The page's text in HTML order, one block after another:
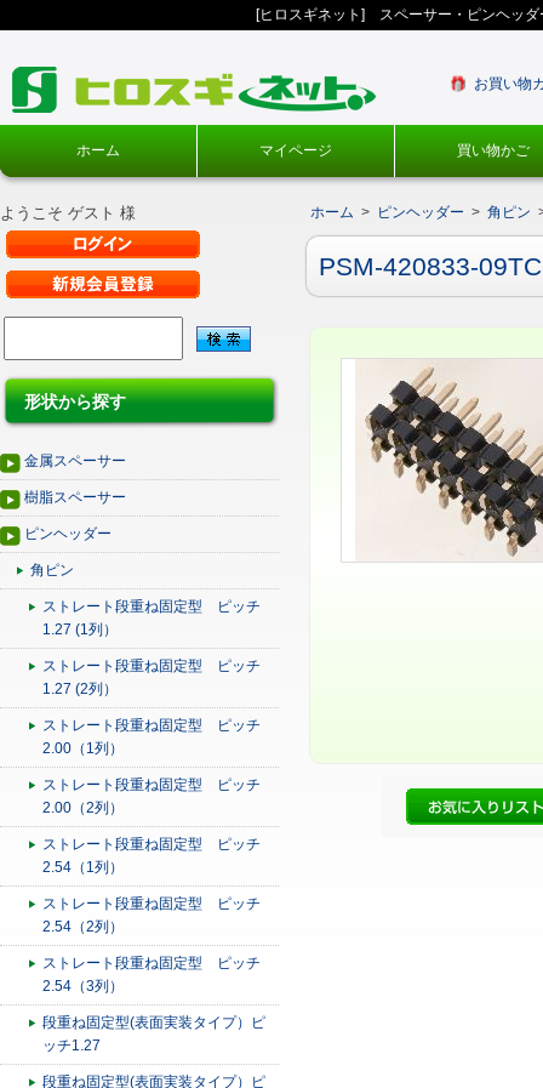
[ヒロスギネット] スペーサー・ピンヘッ
お買い物
ホーム マイページ 買い物かご
ようこそ ゲスト 様
形状から探す
金属スペーサー
樹脂スペーサー
ピンヘッダー
角ピン
ストレート段重ね固定型 ピッチ
1.27 (1列）
ストレート段重ね固定型 ピッチ
1.27 (2列）
ストレート段重ね固定型 ピッチ
2.00（1列）
ストレート段重ね固定型 ピッチ
2.00（2列）
ストレート段重ね固定型 ピッチ
2.54（1列）
ストレート段重ね固定型 ピッチ
2.54（2列）
ストレート段重ね固定型 ピッチ
2.54（3列）
段重ね固定型(表面実装タイプ）ピ
ッチ1.27
段重ね固定型(表面実装タイプ）ピ
ホーム > ピンヘッダー > 角ピン
PSM-420833-09TC